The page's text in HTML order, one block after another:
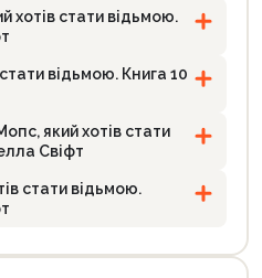
хотів стати відьмою.
відьмою. Книга 10
який хотів стати
Свіфт
стати відьмою.